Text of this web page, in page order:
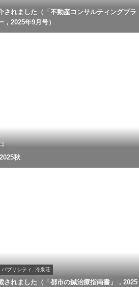
されました（「不動産コンサルティングプラ
2025年9月号）
秋
ブリシティ, 冷泉荘
されました（「都市の鍼治療指南書」，2025